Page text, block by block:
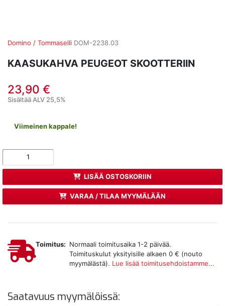
Domino / Tommaselli DOM-2238.03
KAASUKAHVA PEUGEOT SKOOTTERIIN
23,90 €
Sisältää ALV 25,5%
Viimeinen kappale!
LISÄÄ OSTOSKORIIN
VARAA / TILAA MYYMÄLÄÄN
Toimitus: Normaali toimitusaika 1-2 päivää.
Toimituskulut yksityisille alkaen 0 € (nouto
myymälästä). Lue lisää toimitusehdoistamme...
Saatavuus myymälöissä: